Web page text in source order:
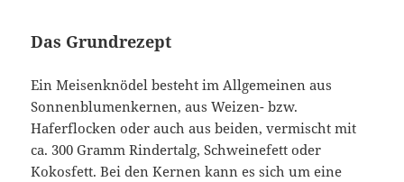
Das Grundrezept
Ein Meisenknödel besteht im Allgemeinen aus
Sonnenblumenkernen, aus Weizen- bzw.
Haferflocken oder auch aus beiden, vermischt mit
ca. 300 Gramm Rindertalg, Schweinefett oder
Kokosfett. Bei den Kernen kann es sich um eine